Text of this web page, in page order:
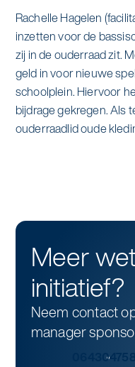
One Go
Zorgondersteuning
Vloermeester van
Zakelijk
Zorg
Artikelen
Kennisbank
Contact
Mens & Asito
Werken bij
Rachelle Hagelen
inzetten voor de
zij in de ouderraad zit.
geld in voor nieuwe
schoolplein. Hiervoor
bijdrage gekregen. Als
ouderraadlid oude
Meer
initiatief?
Neem contact
manager